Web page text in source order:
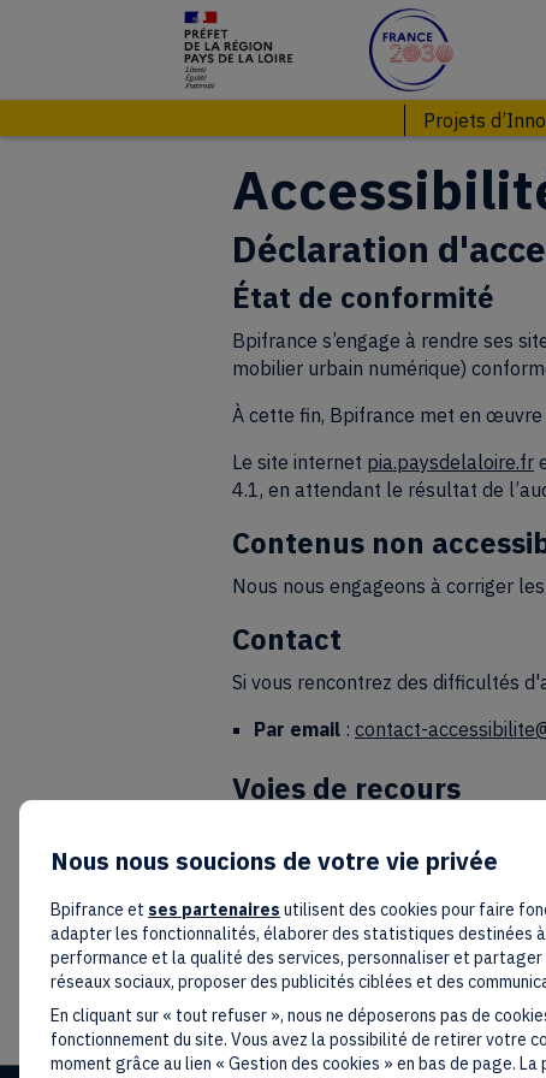
Projets
Déclaration
État de conformité
Bpifrance s’engage à rendre ses
mobilier urbain numérique)
À cette fin, Bpifrance met en
Le site internet pia.paysdelaloire.fr
4.1, en attendant le résultat de
Contenus non
Nous nous engageons à corriger
Contact
Si vous rencontrez des difficultés
Par email : contact-
Voies de recours
Si vous constatez un défaut
signalez et que vous ne parvenez
Par courrier(sans
Par téléphone: 09 69 39 00 00
https://
Nous nous soucions de votre vie privée
Bpifrance et ses partenaires utilisent des cookies pour faire
adapter les fonctionnalités, élaborer des statistiques destinées
performance et la qualité des services, personnaliser et partager
réseaux sociaux, proposer des publicités ciblées et des
En cliquant sur « tout refuser », nous ne déposerons pas de
fonctionnement du site. Vous avez la possibilité de retirer votre
moment grâce au lien « Gestion des cookies » en bas de page.